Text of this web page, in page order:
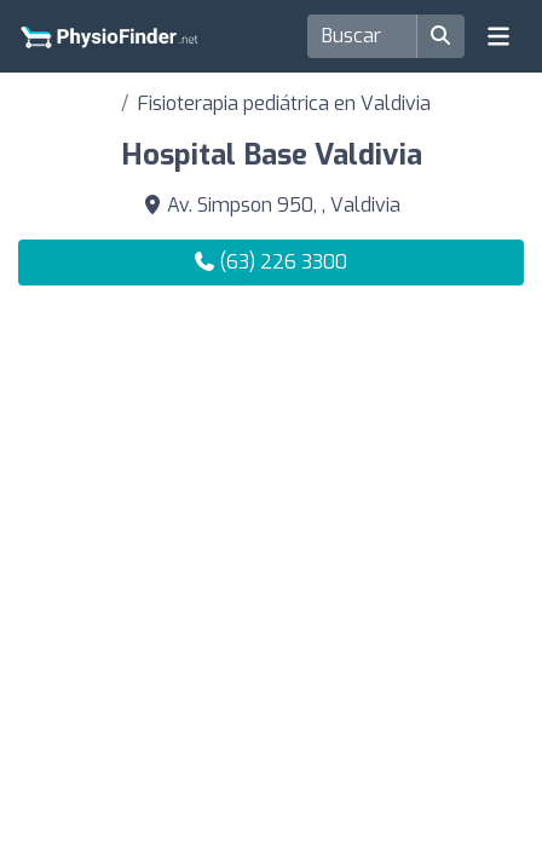
Fisioterapia pediátrica en Valdivia
Hospital Base Valdivia
Av. Simpson 950, , Valdivia
(63) 226 3300